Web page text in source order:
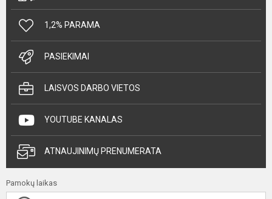
1,2% PARAMA
PASIEKIMAI
LAISVOS DARBO VIETOS
YOUTUBE KANALAS
ATNAUJINIMŲ PRENUMERATA
Pamokų laikas